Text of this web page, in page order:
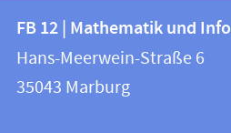
Kontakt
und
Informationen
FB
12
|
FB 12 | Mathematik und
Hans-Meerwein-Straße 6
35043 Marburg